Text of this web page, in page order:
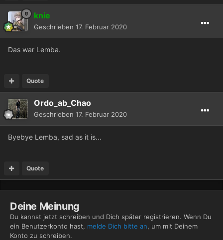
knie
Geschrieben 17. Februar 2020
Das war Lemba.
Quote
Ordo_ab_Chao
Geschrieben 17. Februar 2020
Byebye Lemba, sad as it is...
Quote
Deine Meinung
Du kannst jetzt schreiben und Dich später registrieren. Wenn Du
ein Benutzerkonto hast, melde Dich bitte an, um mit Deinem
Konto zu schreiben.